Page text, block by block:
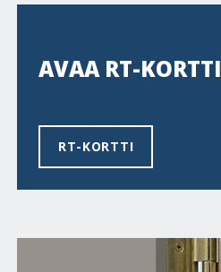
AVAA RT-KORTTI
RT-KORTTI